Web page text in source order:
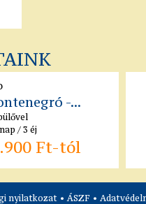
-...
/ 3 éj
Ft-tól
nyilatkozat • ÁSZF •